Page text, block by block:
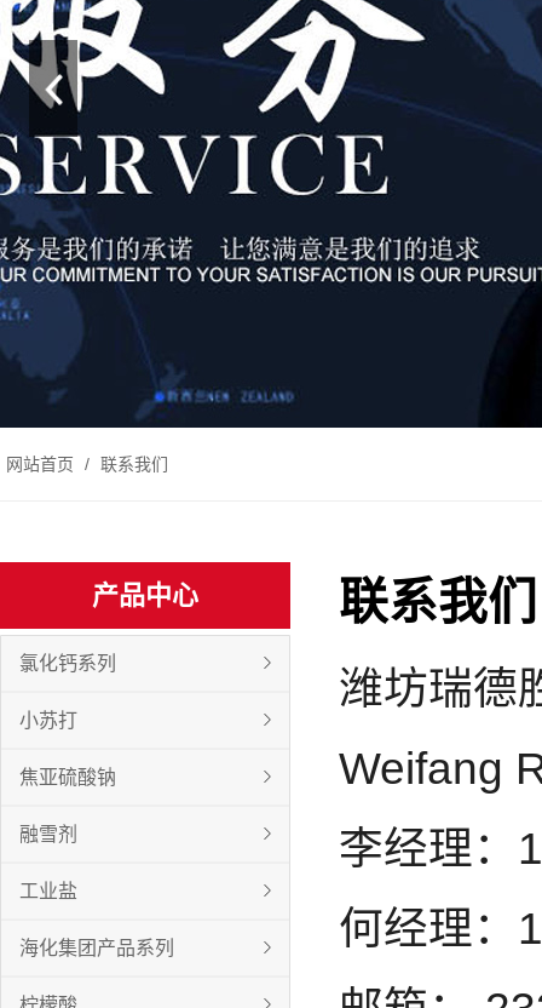
网站首页 / 联系我们
产品中心
氯化钙系列
小苏打
焦亚硫酸钠
融雪剂
工业盐
海化集团产品系列
联系我们
潍坊瑞德
Weifang
李经理：
何经理：